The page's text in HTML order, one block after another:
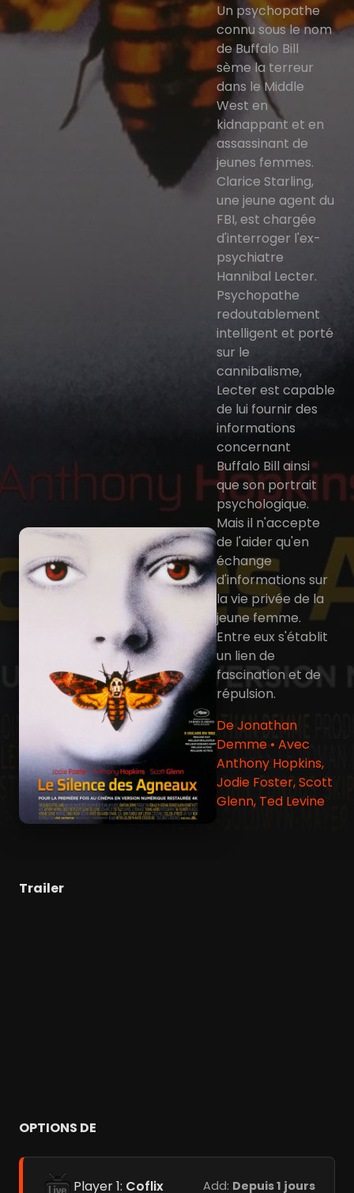
Un psychopathe
connu sous le nom
de Buffalo Bill
sème la terreur
dans le Middle
West en
kidnappant et en
assassinant de
jeunes femmes.
Clarice Starling,
une jeune agent du
FBI, est chargée
d'interroger l'ex-
psychiatre
Hannibal Lecter.
Psychopathe
redoutablement
intelligent et porté
sur le
cannibalisme,
Lecter est capable
de lui fournir des
informations
concernant
Buffalo Bill ainsi
que son portrait
psychologique.
Mais il n'accepte
de l'aider qu'en
échange
d'informations sur
la vie privée de la
jeune femme.
Entre eux s'établit
un lien de
fascination et de
répulsion.
De Jonathan
Demme • Avec
Anthony Hopkins,
Jodie Foster, Scott
Glenn, Ted Levine
Trailer
OPTIONS DE
Player 1: Coflix Add: Depuis 1 jours